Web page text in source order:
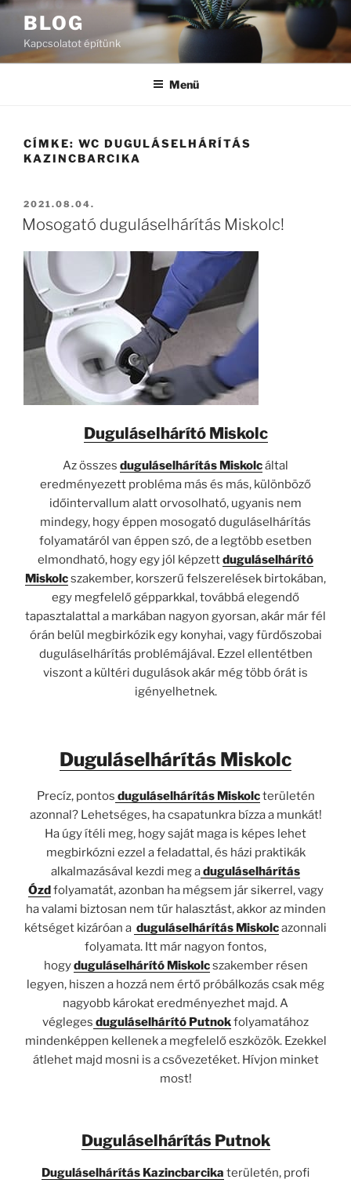
Tartalomhoz
BLOG
Kapcsolatot építünk
Menü
CÍMKE: WC DUGULÁSELHÁRÍTÁS
KAZINCBARCIKA
BEKÜLDVE:
2021.08.04.
Mosogató duguláselhárítás Miskolc!
Duguláselhárító Miskolc
Az összes duguláselhárítás Miskolcáltal
eredményezett probléma más és más, különböző
időintervallum alatt orvosolható, ugyanis nem
mindegy, hogy éppen mosogató duguláselhárítás
folyamatáról van éppen szó, de a legtöbb esetben
elmondható, hogy egy jól képzettduguláselhárító
Miskolcszakember, korszerű felszerelések birtokában,
egy megfelelő gépparkkal, továbbá elegendő
tapasztalattal a markában nagyon gyorsan, akár már fél
órán belül megbirkózik egy konyhai, vagy fürdőszobai
duguláselhárítás problémájával. Ezzel ellentétben
viszont a kültéri dugulások akár még több órát is
igényelhetnek.
Duguláselhárítás Miskolc
Precíz, pontos duguláselhárítás Miskolcterületén
azonnal? Lehetséges, ha csapatunkra bízza a munkát!
Ha úgy ítéli meg, hogy saját maga is képes lehet
megbirkózni ezzel a feladattal, és házi praktikák
alkalmazásával kezdi meg aduguláselhárítás
Ózdfolyamatát, azonban ha mégsem jár sikerrel, vagy
ha valami biztosan nem tűr halasztást, akkor az minden
kétséget kizáróan a duguláselhárítás Miskolcazonnali
folyamata. Itt már nagyon fontos,
hogyduguláselhárító Miskolcszakember résen
legyen, hiszen a hozzá nem értő próbálkozás csak még
nagyobb károkat eredményezhet majd. A
végleges duguláselhárító Putnokfolyamatához
mindenképpen kellenek a megfelelő eszközök. Ezekkel
átlehet majd mosni is a csővezetéket. Hívjon minket
most!
Duguláselhárítás Putnok
Duguláselhárítás Kazincbarcika területén, profi